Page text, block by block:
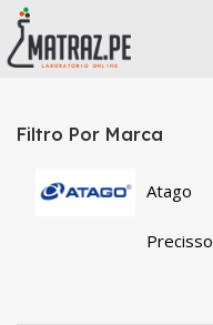
Filtro Por Marca
Atago
Precisso